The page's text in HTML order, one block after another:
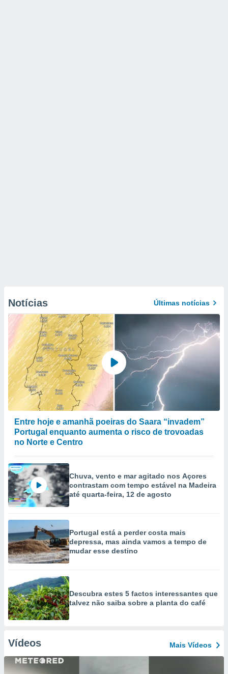
Notícias Últimas notícias
Entre hoje e amanhã poeiras do Saara “invadem”
Portugal enquanto aumenta o risco de trovoadas
no Norte e Centro
Chuva, vento e mar agitado nos Açores
contrastam com tempo estável na Madeira
até quarta-feira, 12 de agosto
Portugal está a perder costa mais
depressa, mas ainda vamos a tempo de
mudar esse destino
Descubra estes 5 factos interessantes que
talvez não saiba sobre a planta do café
Vídeos Mais Vídeos